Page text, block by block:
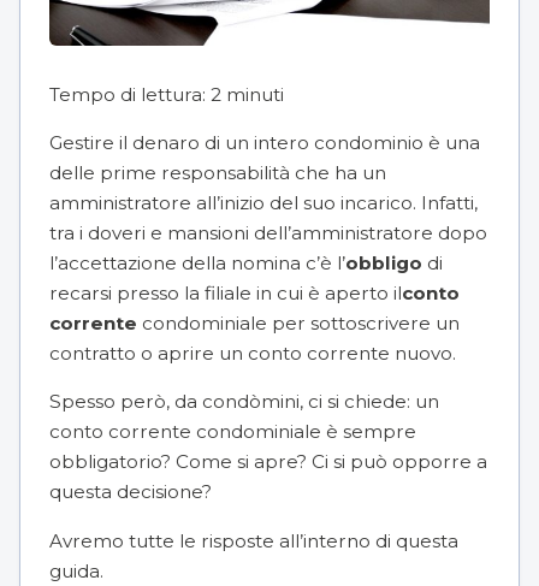
Tempo di lettura: 2 minuti
Gestire il denaro di un intero condominio è una
delle prime responsabilità che ha un
amministratore all’inizio del suo incarico. Infatti,
tra i doveri e mansioni dell’amministratore dopo
l’accettazione della nomina c’è l’obbligo di
recarsi presso la filiale in cui è aperto ilconto
corrente condominiale per sottoscrivere un
contratto o aprire un conto corrente nuovo.
Spesso però, da condòmini, ci si chiede: un
conto corrente condominiale è sempre
obbligatorio? Come si apre? Ci si può opporre a
questa decisione?
Avremo tutte le risposte all’interno di questa
guida.